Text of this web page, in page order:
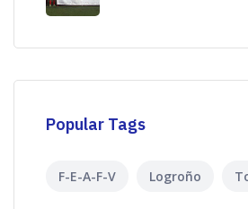
Popular Tags
F-E-A-F-V Logroño